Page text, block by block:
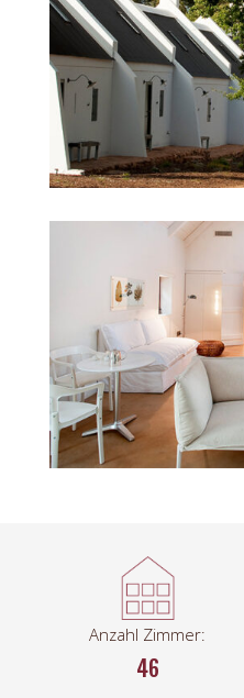
Anzahl Zimmer:
46